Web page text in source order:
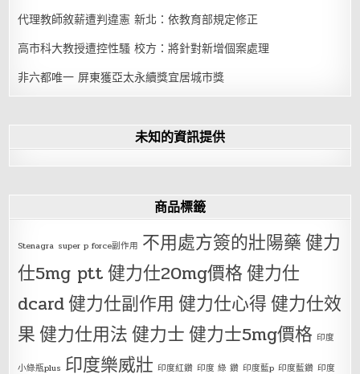
代理教師敘薪遭判違憲 新北：依教育部規定修正
高市科大教授遭控性騷 校方：將針對新增個案處理
非六都唯一 屏東獲亞太永續獎宜居城市獎
未知的資訊提供
商品標籤
Stenagra super p force副作用 不用處方簽的壯陽藥健力
仕5mg ptt健力仕20mg價格健力仕
dcard健力仕副作用 健力仕心得健力仕效
果健力仕用法健力士健力士5mg價格 印度
小綠瓶plus 印度樂威壯 印度紅鑽 印度 綠 鑽 印度藍p 印度藍鑽 印度